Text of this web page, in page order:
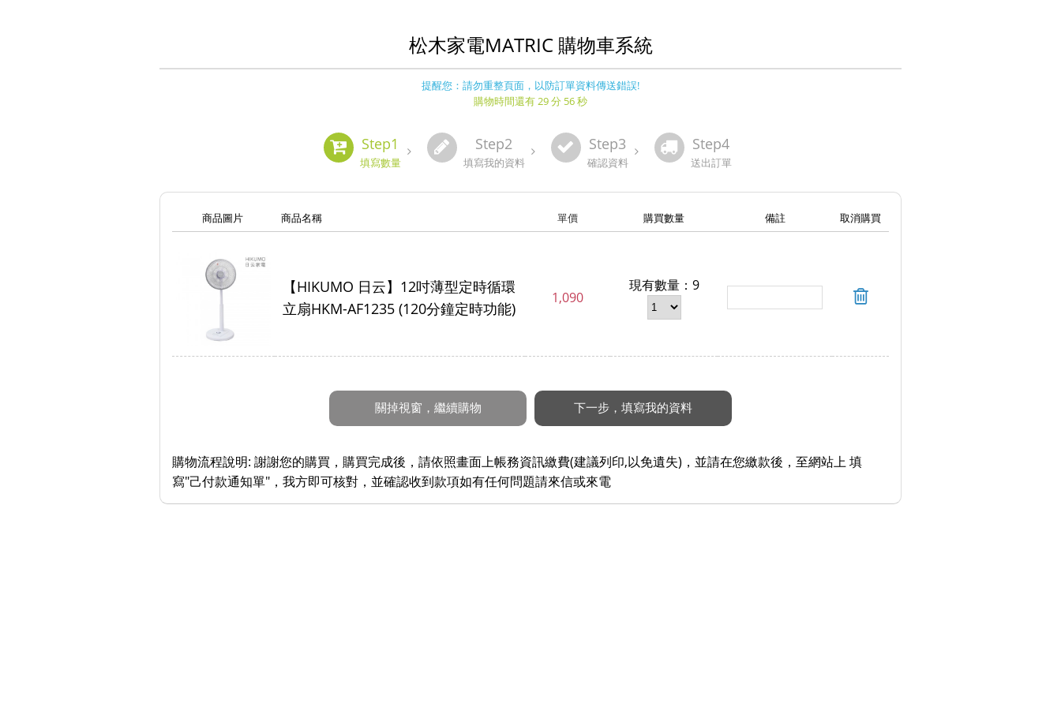
松木家電MATRIC 購物車系統
提醒您：請勿重整頁面，以防訂單資料傳送錯誤!
購物時間還有 29 分 56 秒
Step1
填寫數量
Step2
填寫我的資料
Step3
確認資料
Step4
送出訂單
商品圖片 商品名稱 單價 購買數量 備註 取消購買
【HIKUMO 日云】12吋薄型定時循環
立扇HKM-AF1235 (120分鐘定時功能)
1,090
現有數量：9
購物流程說明: 謝謝您的購買，購買完成後，請依照畫面上帳務資訊繳費(建議列印,以免遺失)，並請在您繳款後，至網站上 填
寫"己付款通知單"，我方即可核對，並確認收到款項如有任何問題請來信或來電